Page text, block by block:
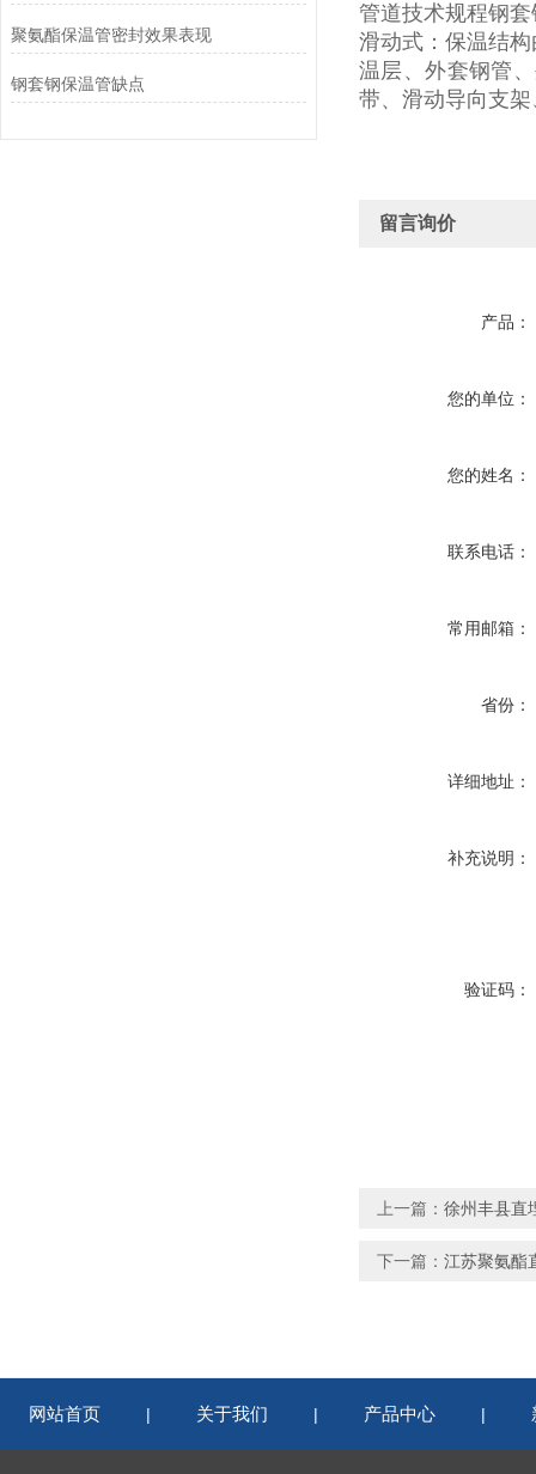
聚氨酯保温管密封效果表现
钢套钢保温管缺点
管道技术规程钢
滑动式：保温结
温层、外套钢管
带、滑动导向支
留言询价
产品：
您的单位：
您的姓名：
联系电话：
常用邮箱：
省份：
详细地址：
补充说明：
验证码：
上一篇： 徐州丰县直
下一篇： 江苏聚氨酯
网站首页 | 关于我们 | 产品中心 |